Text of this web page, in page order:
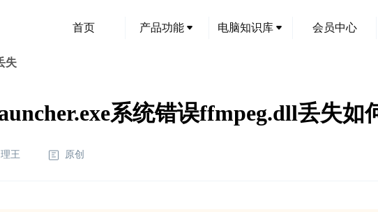
首页 产品功能 电脑知识库 会员中心
失
系统错误ffmpeg.dll丢失如
王 原创